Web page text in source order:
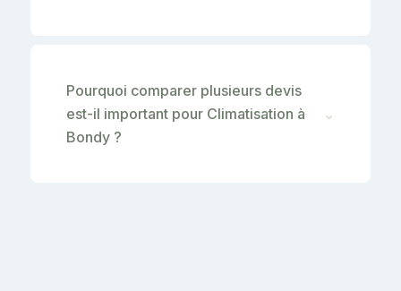
Pourquoi comparer plusieurs devis
est-il important pour Climatisation à
Bondy ?
⌄